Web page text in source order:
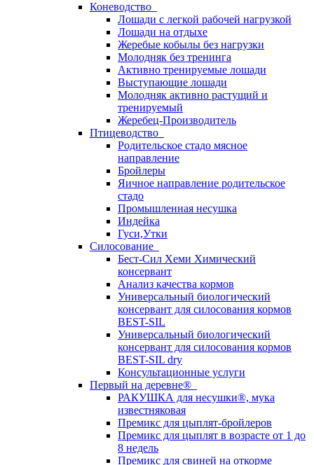
Коневодство
Лошади с легкой рабочей нагрузкой
Лошади на отдыхе
Жеребые кобылы без нагрузки
Молодняк без тренинга
Активно тренируемые лошади
Выступающие лошади
Молодняк активно растущий и
тренируемый
Жеребец-Производитель
Птицеводство
Родительское стадо мясное
направление
Бройлеры
Яичное направление родительское
стадо
Промышленная несушка
Индейка
Гуси,Утки
Силосование
Бест-Сил Хеми Химический
консервант
Анализ качества кормов
Универсальный биологический
консервант для силосования кормов
BEST-SIL
Универсальный биологический
консервант для силосования кормов
BEST-SIL dry
Консультационные услуги
Первый на деревне®
РАКУШКА для несушки®, мука
известняковая
Премикс для цыплят-бройлеров
Премикс для цыплят в возрасте от 1 до
8 недель
Премикс для свиней на откорме